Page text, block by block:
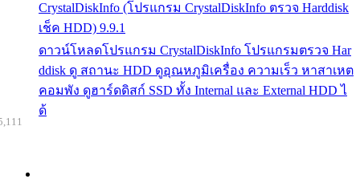
CrystalDiskInfo (โปรแกรม CrystalDiskInfo ตรวจ Harddisk
เช็ค HDD) 9.9.1
ดาวน์โหลดโปรแกรม CrystalDiskInfo โปรแกรมตรวจ Har
ddisk ดู สถานะ HDD ดูอุณหภูมิเครื่อง ความเร็ว หาสาเหต
คอมพัง ดูฮาร์ดดิสก์ SSD ทั้ง Internal และ External HDD ไ
ด้